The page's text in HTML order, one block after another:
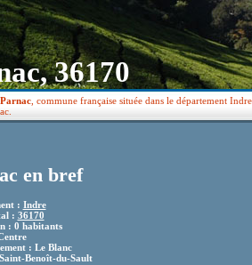
36170
Parnac , commune française située dans le département
en bref
: Indre
: 36170
: 0 habitants
: Le Blanc
Benoît-du-Sault